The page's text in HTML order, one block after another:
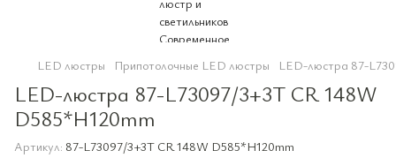
LED люстры Припотолочные LED люстры LED-люстра 87-
LED-люстра 87-L73097/3+3T CR 148W
D585*H120mm
Артикул: 87-L73097/3+3T CR 148W D585*H120mm